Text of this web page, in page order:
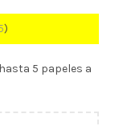
)
5 papeles a